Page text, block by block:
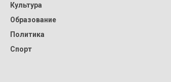
Культура
Образование
Политика
Спорт